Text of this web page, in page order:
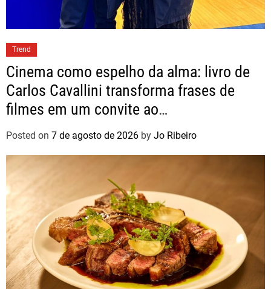
Trend
Cinema como espelho da alma: livro de
Carlos Cavallini transforma frases de
filmes em um convite ao
autoconhecimento
Posted on 7 de agosto de 2026 by Jo Ribeiro